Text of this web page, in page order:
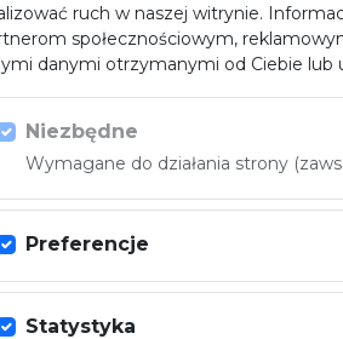
niespodzianki w
ruch w naszej witrynie.
społecznościowym,
danymi otrzymanymi od Ciebie lub
Niezbędne
Wymagane do działania strony
Preferencje
Statystyka